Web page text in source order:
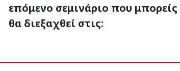
επόμενο σεμινάριο που
θα διεξαχθεί στις: